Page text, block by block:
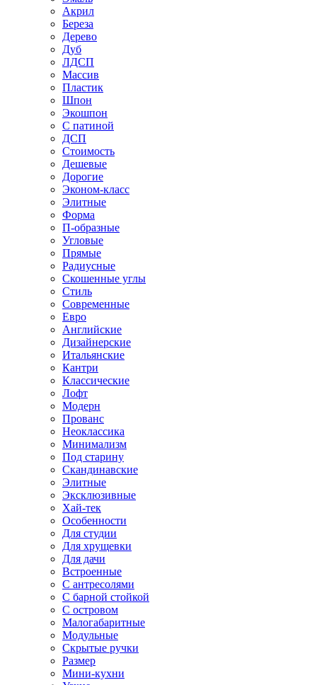
Акрил
Береза
Дерево
Дуб
ЛДСП
Массив
Пластик
Шпон
Экошпон
С патиной
ДСП
Стоимость
Дешевые
Дорогие
Эконом-класс
Элитные
Форма
П-образные
Угловые
Прямые
Радиусные
Скошенные углы
Стиль
Современные
Евро
Английские
Дизайнерские
Итальянские
Кантри
Классические
Лофт
Модерн
Прованс
Неоклассика
Минимализм
Под старину
Скандинавские
Элитные
Эксклюзивные
Хай-тек
Особенности
Для студии
Для хрущевки
Для дачи
Встроенные
С антресолями
С барной стойкой
С островом
Малогабаритные
Модульные
Скрытые ручки
Размер
Мини-кухни